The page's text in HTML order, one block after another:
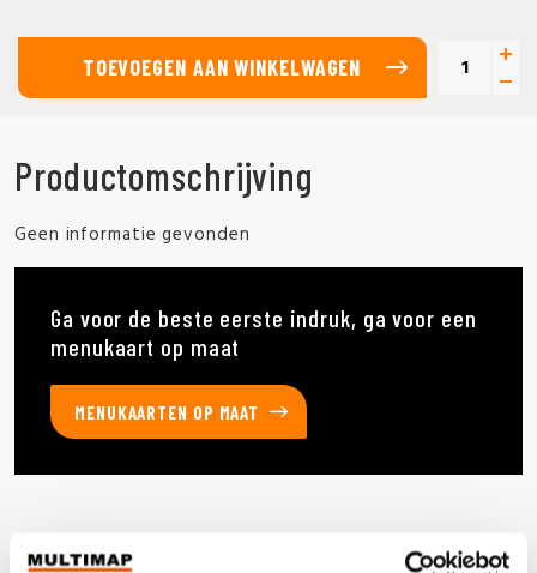
TOEVOEGEN AAN WINKELWAGEN
Productomschrijving
Geen informatie gevonden
Ga voor de beste eerste indruk, ga voor een
menukaart op maat
MENUKAARTEN OP MAAT
Deze producten heb je eerder bekeken